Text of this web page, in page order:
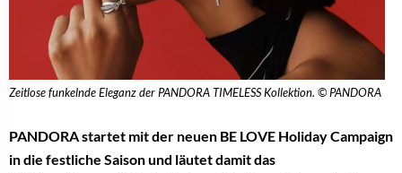
Zeitlose funkelnde Eleganz der PANDORA TIMELESS Kollektion. © PANDORA
PANDORA startet mit der neuen BE LOVE Holiday Campaign
in die festliche Saison und läutet damit das